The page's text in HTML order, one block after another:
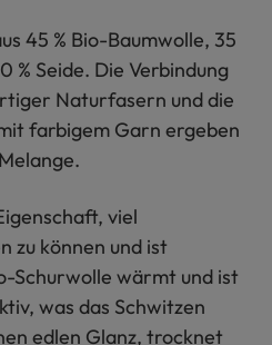
45 % Bio-Baumwolle, 35
% Seide. Die Verbindung
Naturfasern und die
farbigem Garn ergeben
viel
zu können und ist
Schurwolle wärmt und ist
was das Schwitzen
edlen Glanz, trocknet